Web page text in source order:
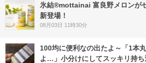
氷結®mottainai 富良野メロンが
新登場！
08月03日 11時30分
100均に便利なの出たよ～「1本
よ…」小分けにしてスッキリ持ち